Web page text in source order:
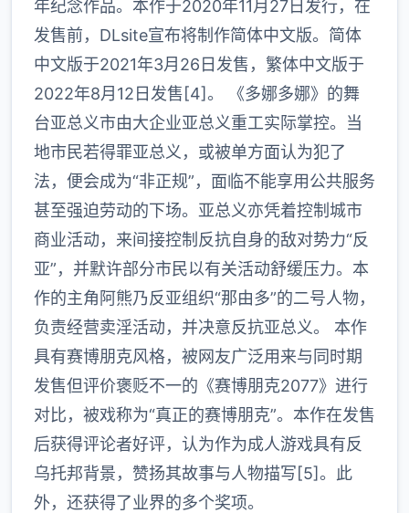
年纪念作品。本作于2020年11月27日发行，在
发售前，DLsite宣布将制作简体中文版。简体
中文版于2021年3月26日发售，繁体中文版于
2022年8月12日发售[4]。 《多娜多娜》的舞
台亚总义市由大企业亚总义重工实际掌控。当
地市民若得罪亚总义，或被单方面认为犯了
法，便会成为“非正规”，面临不能享用公共服务
甚至强迫劳动的下场。亚总义亦凭着控制城市
商业活动，来间接控制反抗自身的敌对势力“反
亚”，并默许部分市民以有关活动舒缓压力。本
作的主角阿熊乃反亚组织“那由多”的二号人物，
负责经营卖淫活动，并决意反抗亚总义。 本作
具有赛博朋克风格，被网友广泛用来与同时期
发售但评价褒贬不一的《赛博朋克2077》进行
对比，被戏称为“真正的赛博朋克”。本作在发售
后获得评论者好评，认为作为成人游戏具有反
乌托邦背景，赞扬其故事与人物描写[5]。此
外，还获得了业界的多个奖项。